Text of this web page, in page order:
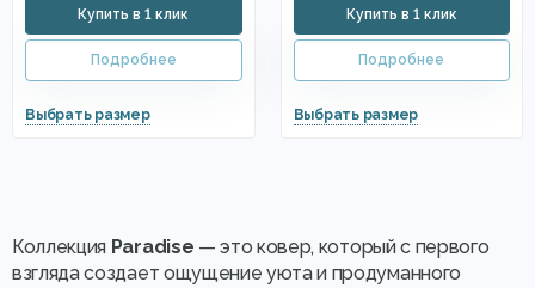
Коллекция Paradise — это ковер, который с первого
взгляда создает ощущение уюта и продуманного